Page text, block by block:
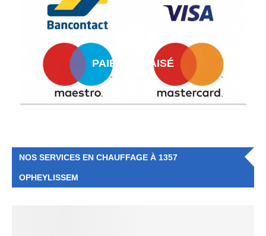
PAIEMENT AISÉ
NOS SERVICES EN CHAUFFAGE À 1357
OPHEYLISSEM